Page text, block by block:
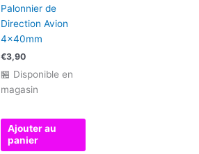
Palonnier de
Direction Avion
4x40mm
€3,90
🏪 Disponible en
magasin
Ajouter au
panier